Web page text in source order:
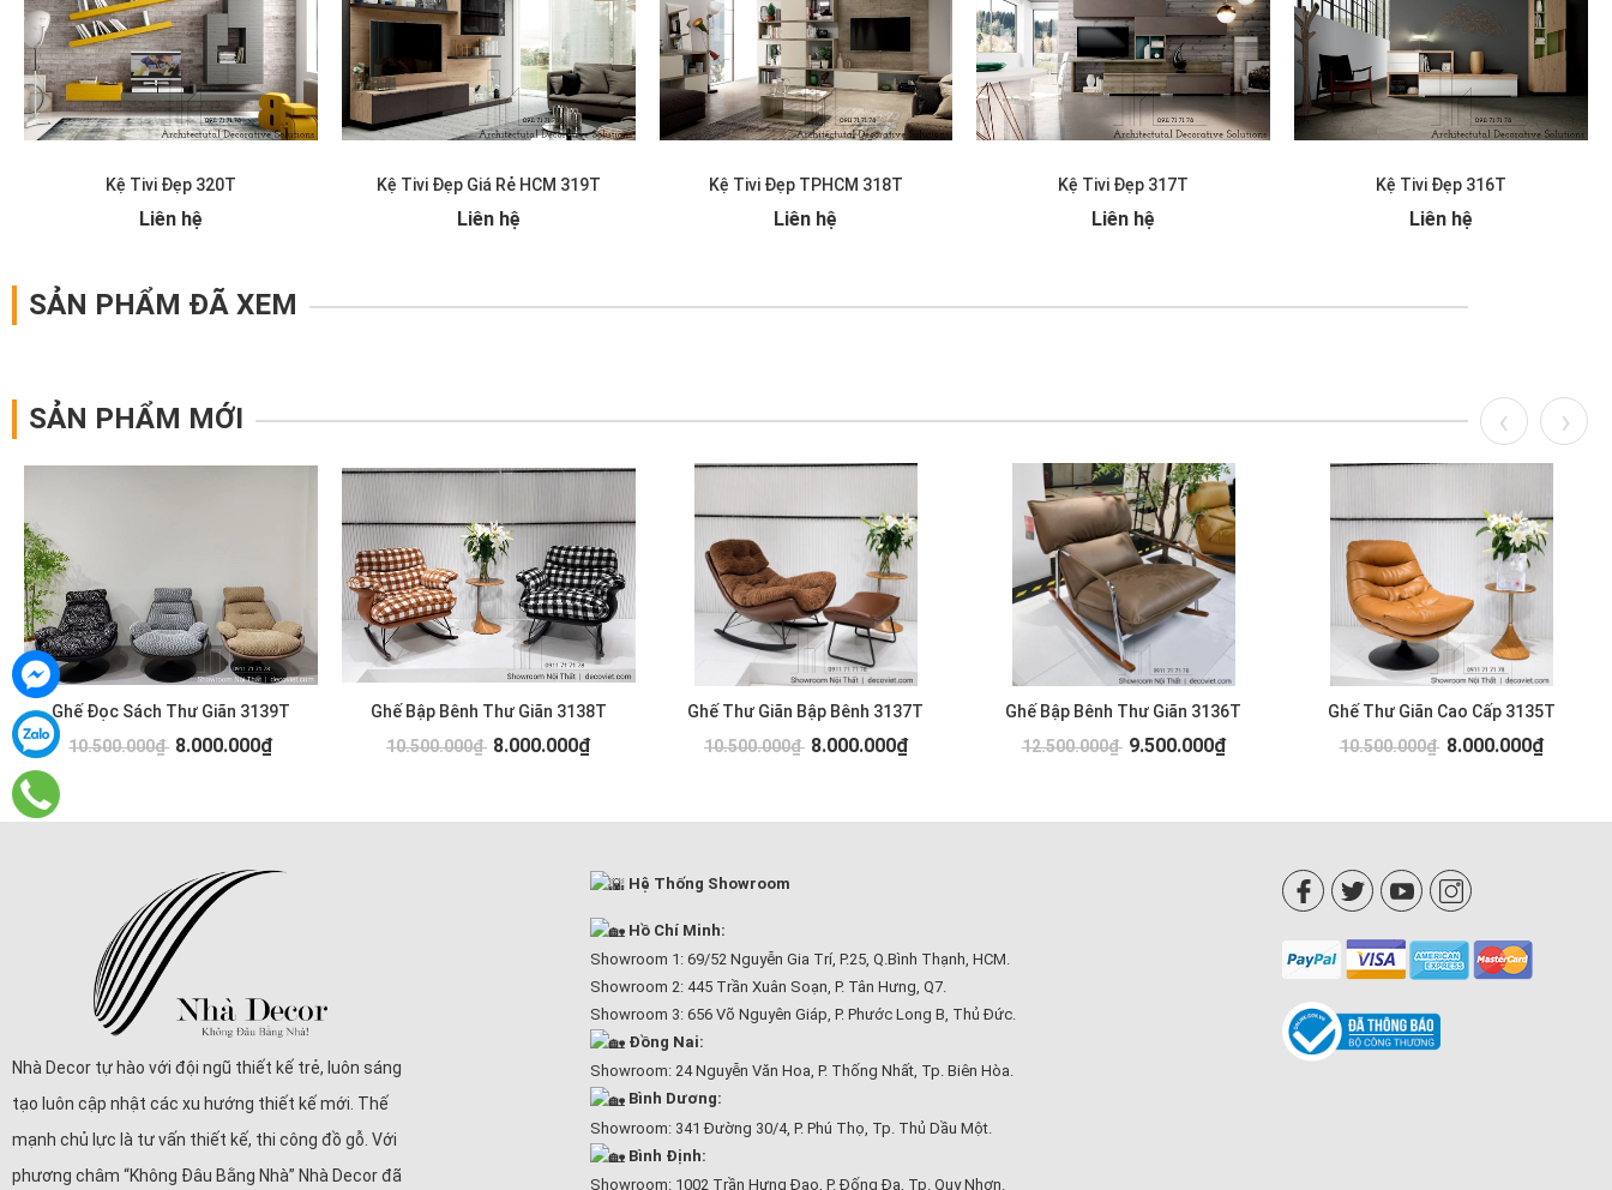
Kệ Tivi Đẹp 320T
Liên hệ
Kệ Tivi Đẹp Giá Rẻ HCM 319T
Liên hệ
Kệ Tivi Đẹp TPHCM 318T
Liên hệ
Kệ Tivi Đẹp 317T
Liên hệ
Kệ Tivi Đẹp 316T
Liên hệ
SẢN PHẨM ĐÃ XEM
SẢN PHẨM MỚI
Ghế Đọc Sách Thư Giãn 3139T
10.500.000₫ 8.000.000₫
Ghế Bập Bênh Thư Giãn 3138T
10.500.000₫ 8.000.000₫
Ghế Thư Giãn Bập Bênh 3137T
10.500.000₫ 8.000.000₫
Ghế Bập Bênh Thư Giãn 3136T
12.500.000₫ 9.500.000₫
Ghế Thư Giãn Cao Cấp 3135T
10.500.000₫ 8.000.000₫
Nhà Decor tự hào với đội ngũ thiết kế trẻ, luôn sáng
tạo luôn cập nhật các xu hướng thiết kế mới. Thế
mạnh chủ lực là tư vấn thiết kế, thi công đồ gỗ. Với
phương châm “Không Đâu Bằng Nhà” Nhà Decor đã
Hệ Thống Showroom
Hồ Chí Minh:
Showroom 1: 69/52 Nguyễn Gia Trí, P.25, Q.Bình Thạnh, HCM.
Showroom 2: 445 Trần Xuân Soạn, P. Tân Hưng, Q7.
Showroom 3: 656 Võ Nguyên Giáp, P. Phước Long B, Thủ Đức.
Đồng Nai:
Showroom: 24 Nguyễn Văn Hoa, P. Thống Nhất, Tp. Biên Hòa.
Bình Dương:
Showroom: 341 Đường 30/4, P. Phú Thọ, Tp. Thủ Dầu Một.
Bình Định:
Showroom: 1002 Trần Hưng Đạo, P. Đống Đa, Tp. Quy Nhơn.